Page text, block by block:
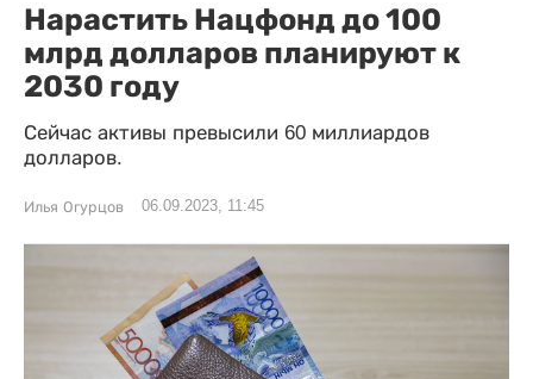
Нарастить Нацфонд до 100
млрд долларов планируют к
2030 году
Сейчас активы превысили 60 миллиардов
долларов.
Илья Огурцов 06.09.2023, 11:45